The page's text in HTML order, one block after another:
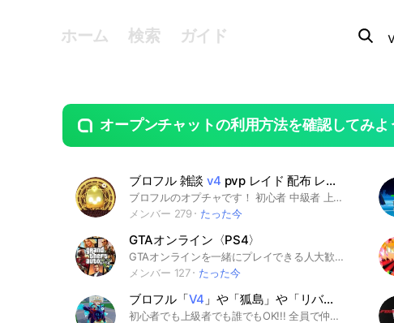
ホーム 検索 ガイド or
search
area
オープンチャットの利用方法を確認してみよ
ブロフル 雑談 v4 pvp レイド 配布 レベ上げ 色々やろう！
ブロフルのオプチャです！ 初心者 中級者 上級者 猛者 誰でも大歓迎！ いっぱいプレゼント企画します！ 1ヶ月に一回四皇決定戦をします！ めっちゃ楽しいオプに絶対します！ みんな入ってきてね！ #ブロフル #ブロックスフルーツ #ロブロ #ロブロックス #Roblox #ROBLOX #トイレットタワーディフェンス #ブロフル配布 #配布 #プレゼント企画 #ブロフル最強 #ブロフル狐 #おざぺい #ブウ #おやきち #ゆき #ハム #毒キノコ #最強決定戦 #ブロフルプレゼント企画 #ブロフルv4 #ブロフルレベ上げ #ブロフルレイド #50人で配布 #ブロフル四皇
メンバー 279
たった今
GTAオンライン〈PS4〉
GTAオンラインを一緒にプレイできる人大歓迎❕ ここはGTAオンラインをプレイしたり、雑談したりするオープンチャットです。 ■お願い🙏 ・新規さんは参加後にノートに自己紹介をお願いします。 ・挨拶は人として最低限なので参加したら必ず挨拶をしましょう。 ■禁止事項🚫 ・個人情報に関する投稿、スタ連、即抜け、荒らし、暴言、下ネタ、運営に消されるような画像、出会い厨、他オープンチャットへの勧誘行為および宣伝行為、はしないでください。 また、オープンチャット内でトラブルが発生した際は、基本的に自分達で解決してもらいますが、あまりにもひどかったり、いつになっても解決しない場合は、管理人や副管理人が独断と偏見で蹴る場合があります。 最低限のルールなので、🤓「ルールに書かれてないからいいだろ」とかクソみたいなことは言わないでください。 GTA初心者から廃人まで誰でも来てね〜 そんじゃ中で待ってるよ。 #GTA5 #GTAオンライン#GTA5オンライン#GTAO#GTAONLINE#GTAV#grand theft auto V#grand theft auto 5#グラセフ#グラセフ5#グラセフオンライン#グラセフV#グランドセフトオートV#グランドセフトオート5#PS4#ゲーム
メンバー 127
たった今
ブロフル「V4 」や「狐島」や「リバィアサン」などみんなでやろう
初心者でも上級者でも誰でもOK!!! 全員で仲良く頑張ろう！！！ #ブロフル#ブロックスフルーツ #Blox fruits #v4 #リヴァイアサン #狐島 #ロブロックス #ロブロ